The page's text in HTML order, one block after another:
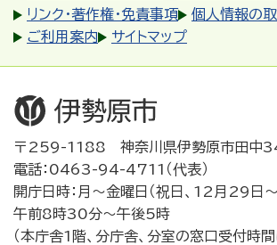
リンク・著作権・免責事項
個人情報の
ご利用案内
サイトマップ
〒259-1188 神奈川県伊勢原市田中
電話：0463-94-4711（代表）
開庁日時：月～金曜日（祝日、12月29日
午前8時30分～午後5時
（本庁舎1階、分庁舎、分室の窓口受付時